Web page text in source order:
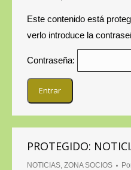
Este contenido está
verlo introduce la
Contraseña:
PROTEGIDO:
NOTICIAS, ZONA SOCIOS